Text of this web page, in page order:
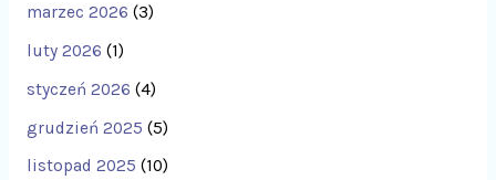
marzec 2026 (3)
luty 2026 (1)
styczeń 2026 (4)
grudzień 2025 (5)
listopad 2025 (10)